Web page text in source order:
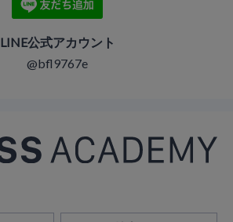
LINE公式アカウント
@bfl9767e